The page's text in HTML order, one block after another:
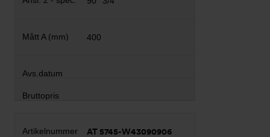
400
AT 5745-W43090906